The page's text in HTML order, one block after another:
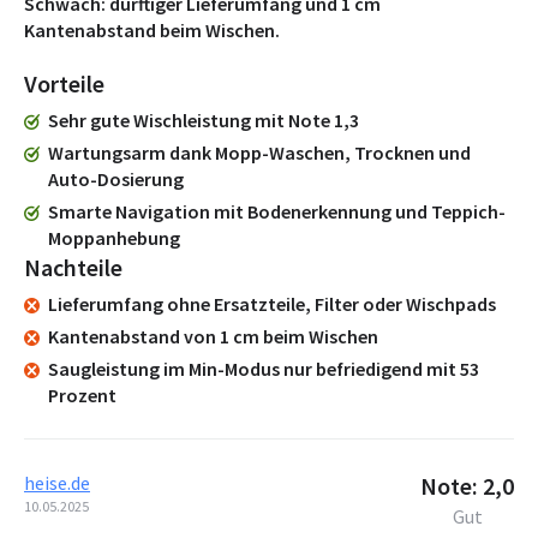
Kantenabstand beim Wischen.
Vorteile
Sehr gute Wischleistung mit Note 1,3
Wartungsarm dank Mopp-Waschen, Trocknen und
Auto-Dosierung
Smarte Navigation mit Bodenerkennung und Teppich-
Moppanhebung
Nachteile
Lieferumfang ohne Ersatzteile, Filter oder Wischpads
Kantenabstand von 1 cm beim Wischen
Saugleistung im Min-Modus nur befriedigend mit 53
Prozent
heise.de
10.05.2025
Note: 2,0
Gut